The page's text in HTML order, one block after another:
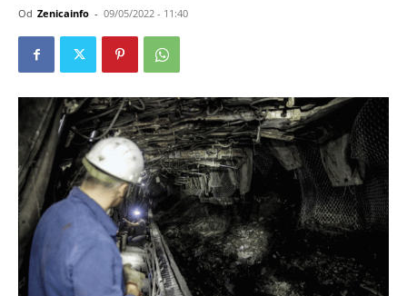
Od Zenicainfo - 09/05/2022 - 11:40